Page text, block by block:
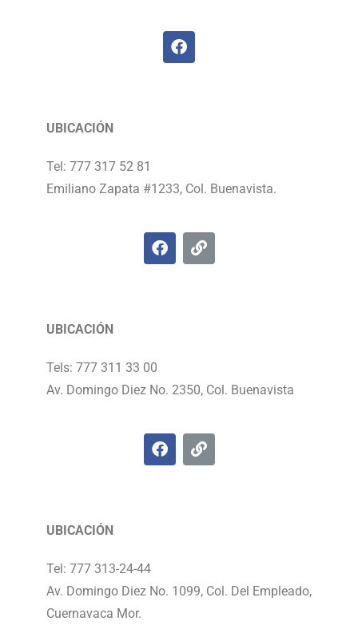
UBICACIÓN
Tel: 777 317 52 81
Emiliano Zapata #1233, Col. Buenavista.
UBICACIÓN
Tels: 777 311 33 00
Av. Domingo Diez No. 2350, Col. Buenavista
UBICACIÓN
Tel: 777 313-24-44
Av. Domingo Diez No. 1099, Col. Del Empleado,
Cuernavaca Mor.